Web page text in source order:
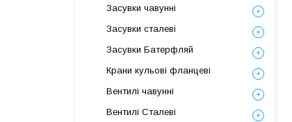
Засувки чавунні
Засувки сталеві
Засувки Батерфляй
Крани кульові фланцеві
Вентилі чавунні
Вентилі Сталеві